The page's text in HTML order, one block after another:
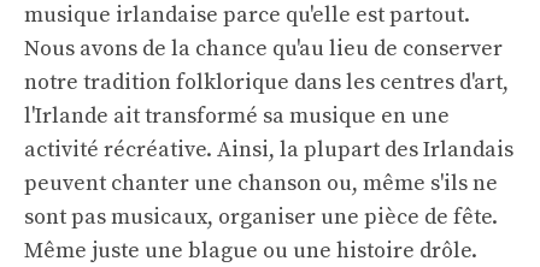
musique irlandaise parce qu'elle est partout.
Nous avons de la chance qu'au lieu de conserver
notre tradition folklorique dans les centres d'art,
l'Irlande ait transformé sa musique en une
activité récréative. Ainsi, la plupart des Irlandais
peuvent chanter une chanson ou, même s'ils ne
sont pas musicaux, organiser une pièce de fête.
Même juste une blague ou une histoire drôle.